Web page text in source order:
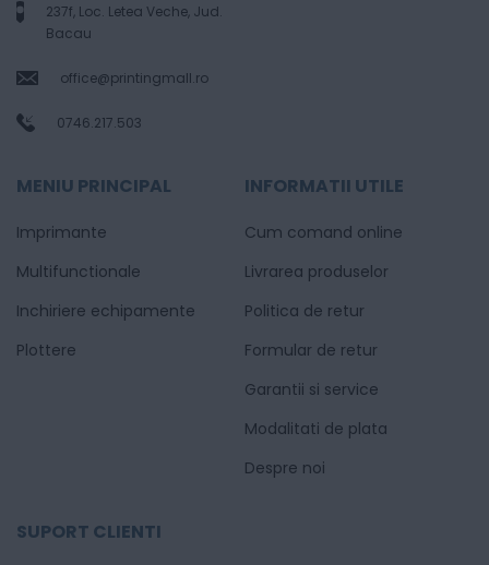
237f, Loc. Letea Veche, Jud.
Bacau
office@printingmall.ro
0746.217.503
MENIU PRINCIPAL
Imprimante
Multifunctionale
Inchiriere echipamente
Plottere
INFORMATII UTILE
Cum comand online
Livrarea produselor
Politica de retur
Formular de retur
Garantii si service
Modalitati de plata
Despre noi
SUPORT CLIENTI